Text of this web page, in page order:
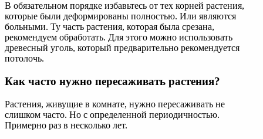
В обязательном порядке избавьтесь от тех корней растения,
которые были деформированы полностью. Или являются
больными. Ту часть растения, которая была срезана,
рекомендуем обработать. Для этого можно использовать
древесный уголь, который предварительно рекомендуется
потолочь.
Как часто нужно пересаживать растения?
Растения, живущие в комнате, нужно пересаживать не
слишком часто. Но с определенной периодичностью.
Примерно раз в несколько лет.